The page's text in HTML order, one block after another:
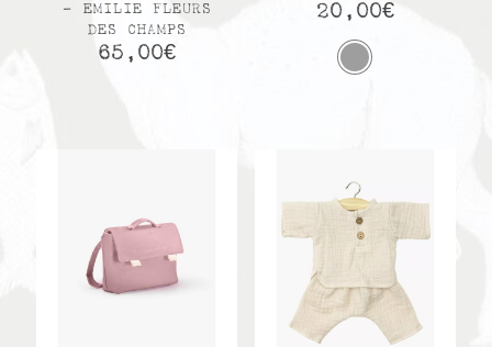
– EMILIE FLEURS
DES CHAMPS
65,00€
20,00€